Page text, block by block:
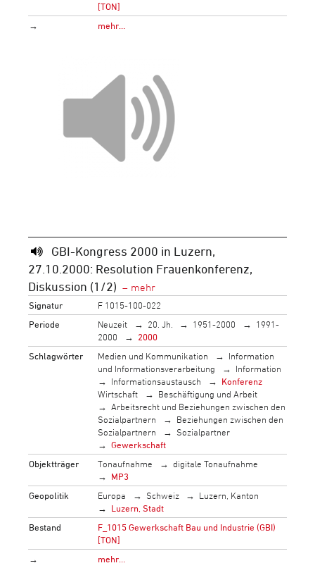
[TON]
→
mehr…
GBI-Kongress 2000 in Luzern,
27.10.2000: Resolution Frauenkonferenz,
Diskussion (1/2)
Signatur
F 1015-100-022
Periode
Neuzeit 20. Jh. 1951-2000
1991-
2000
2000
Schlagwörter
Medien und Kommunikation
Information
und Informationsverarbeitung
Information
Informationsaustausch
Konferenz
Wirtschaft
Beschäftigung und Arbeit
Arbeitsrecht und Beziehungen zwischen den
Sozialpartnern
Beziehungen zwischen den
Sozialpartnern
Sozialpartner
Gewerkschaft
Objektträger
Tonaufnahme
digitale Tonaufnahme
MP3
Geopolitik
Europa Schweiz
Luzern, Kanton
Luzern, Stadt
Bestand
F_1015 Gewerkschaft Bau und Industrie (GBI)
[TON]
→
mehr…